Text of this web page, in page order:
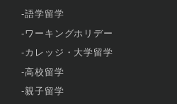
語学留学
ワーキングホリデー
カレッジ・大学留学
高校留学
親子留学